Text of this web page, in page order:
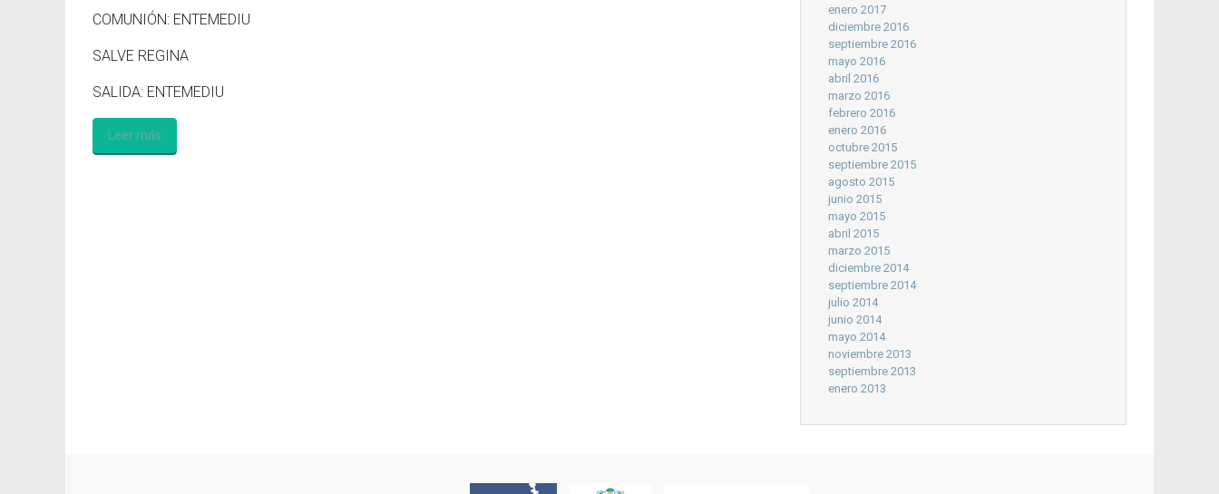
COMUNIÓN: ENTEMEDIU
SALVE REGINA
SALIDA: ENTEMEDIU
Leer más
enero 2017
diciembre 2016
septiembre 2016
mayo 2016
abril 2016
marzo 2016
febrero 2016
enero 2016
octubre 2015
septiembre 2015
agosto 2015
junio 2015
mayo 2015
abril 2015
marzo 2015
diciembre 2014
septiembre 2014
julio 2014
junio 2014
mayo 2014
noviembre 2013
septiembre 2013
enero 2013